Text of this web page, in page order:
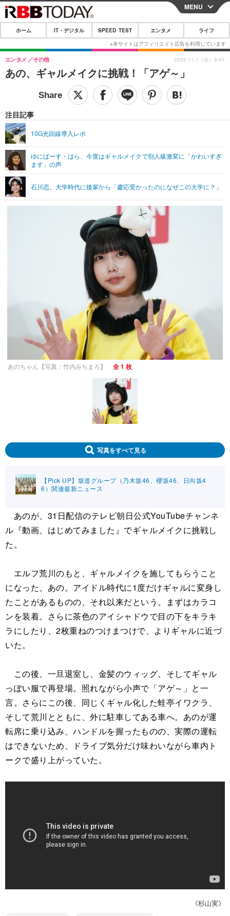
CLOSE
ホーム
IT・デジタル
IT・デジタルTOP スマートフォン
ネタ ガジェット・ツール
SPEED TEST
エンタメ
音楽 スポーツ
ライフ
ペット ショッピング
その他
リリース一覧
プッシュ通知の停止方法
MENU
ホーム IT・デジタル SPEED TEST エンタメ ライフ
あの、ギャルメイクに挑戦！「アゲ～」
エンタメ その他
注目記事
10G光回線導入レポ
ゆにばーす・はら、今度はギャルメイクで別人級激変に「かわいすぎ
ます」の声
石川恋、大学時代に後輩から「慶応受かったのになぜこの大学に？」
2023.11.1（水）9:47
あのちゃん【写真：竹内みちまろ】 全 1 枚
写真をすべて見る
【Pick UP】坂道グループ（乃木坂46、櫻坂46、日向坂4
6）関連最新ニュース
あのが、31日配信のテレビ朝日公式YouTubeチャンネ
ル『動画、はじめてみました』でギャルメイクに挑戦し
た。
エルフ荒川のもと、ギャルメイクを施してもらうこと
になった、あの。アイドル時代に1度だけギャルに変身し
たことがあるものの、それ以来だという。まずはカラコ
ンを装着。さらに茶色のアイシャドウで目の下をキラキ
ラにしたり、2枚重ねのつけまつけで、よりギャルに近づ
いた。
この後、一旦退室し、金髪のウィッグ、そしてギャル
っぽい服で再登場。照れながら小声で「アゲ～」と一
言。さらにこの後、同じくギャル化した蛙亭イワクラ、
そして荒川とともに、外に駐車してある車へ。あのが運
転席に乗り込み、ハンドルを握ったものの、実際の運転
はできないため、ドライブ気分だけ味わいながら車内ト
ークで盛り上がっていた。
《杉山実》